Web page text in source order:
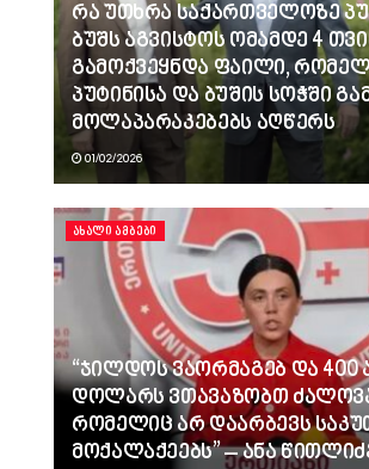
რა უთხრა საქართველოზე
ბუშს აგვისტოს ომამდე 4
გამოქვეყნდა ფაილი,
პუტინისა და ბუშის სოჭში
მოლაპარაკებებს აღწერს
01/02/2026
ᲐᲮᲐᲚᲘ ᲐᲛᲑᲔᲑᲘ
“ჯილდოს ვაორმაგებ და 400
დოლარს ვთავაზობთ
რომელიც არ დაარბევს
მოქალაქეებს” – ანა